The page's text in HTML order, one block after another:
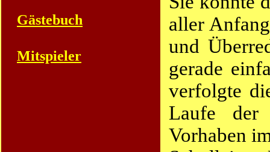
Gästebuch
Mitspieler
aller
und
gerade
verfolgte
Laufe der
Vorhaben